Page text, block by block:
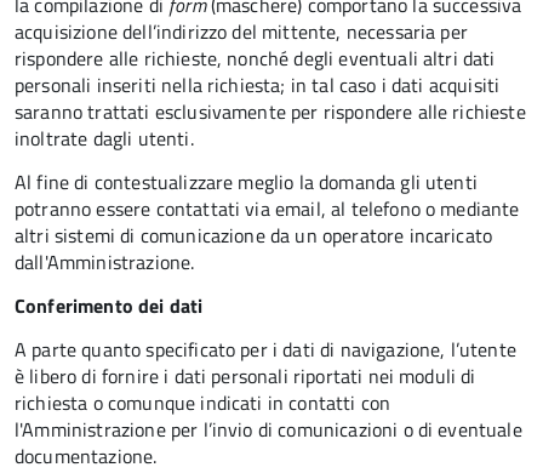
acquisizione dell’indirizzo del mittente, necessaria per
rispondere alle richieste, nonché degli eventuali altri dati
personali inseriti nella richiesta; in tal caso i dati acquisiti
saranno trattati esclusivamente per rispondere alle richieste
inoltrate dagli utenti.
Al fine di contestualizzare meglio la domanda gli utenti
potranno essere contattati via email, al telefono o mediante
altri sistemi di comunicazione da un operatore incaricato
dall'Amministrazione.
Conferimento dei dati
A parte quanto specificato per i dati di navigazione, l’utente
è libero di fornire i dati personali riportati nei moduli di
richiesta o comunque indicati in contatti con
l'Amministrazione per l’invio di comunicazioni o di eventuale
documentazione.